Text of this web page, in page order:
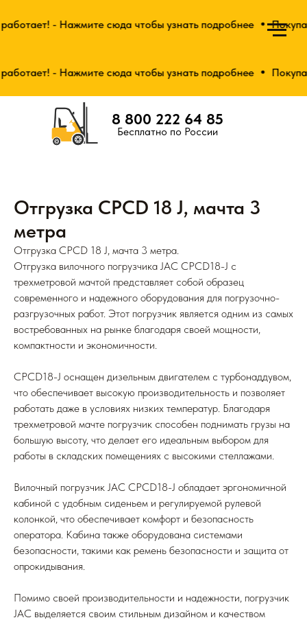
- Нажмите сюда чтобы узнать подробнее
- Нажмите сюда чтобы узнать подробнее
8 800 222 64 85
Бесплатно по России
Отгрузка CPCD 18 J, мачта 3
метра
Отгрузка CPCD 18 J, мачта 3 метра.
Отгрузка вилочного погрузчика JAC CPCD18-J с
трехметровой мачтой представляет собой образец
современного и надежного оборудования для погрузочно-
разгрузочных работ. Этот погрузчик является одним из самых
востребованных на рынке благодаря своей мощности,
компактности и экономичности.
CPCD18-J оснащен дизельным двигателем с турбонаддувом,
что обеспечивает высокую производительность и позволяет
работать даже в условиях низких температур. Благодаря
трехметровой мачте погрузчик способен поднимать грузы на
большую высоту, что делает его идеальным выбором для
работы в складских помещениях с высокими стеллажами.
Вилочный погрузчик JAC CPCD18-J обладает эргономичной
кабиной с удобным сиденьем и регулируемой рулевой
колонкой, что обеспечивает комфорт и безопасность
оператора. Кабина также оборудована системами
безопасности, такими как ремень безопасности и защита от
опрокидывания.
Помимо своей производительности и надежности, погрузчик
JAC выделяется своим стильным дизайном и качеством